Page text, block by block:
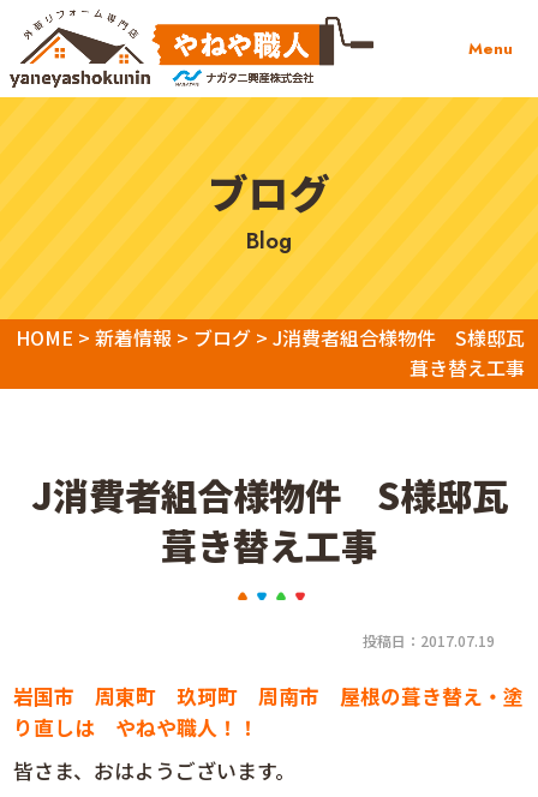
Menu
ブログ
blog
HOME > 新着情報> ブログ> J消費者組合様物件 S様邸瓦
葺き替え工事
J消費者組合様物件 S様邸瓦
葺き替え工事
投稿日：2017.07.19
岩国市 周東町 玖珂町 周南市 屋根の葺き替え・塗
り直しは やねや職人！！
皆さま、おはようございます。